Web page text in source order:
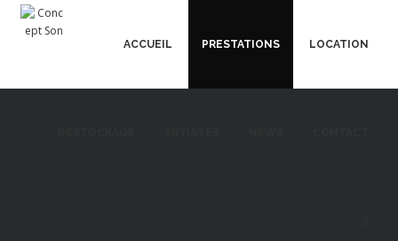
ACCUEIL PRESTATIONS LOCATION